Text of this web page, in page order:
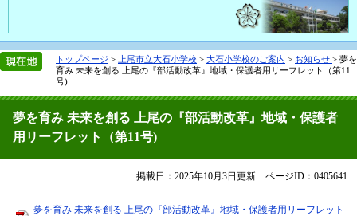
トップページ > 上尾市立大石小学校 > 大石小学校のご案内 > お知らせ > 夢を
育み 未来を創る 上尾の『部活動改革』地域・保護者用リーフレット（第11
号)
夢を育み 未来を創る 上尾の『部活動改革』地域・保護者
用リーフレット（第11号)
掲載日：2025年10月3日更新 ページID：0405641
夢を育み 未来を創る 上尾の『部活動改革』地域・保護者用リーフレット